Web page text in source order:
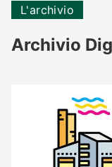
L'archivio
Archivio